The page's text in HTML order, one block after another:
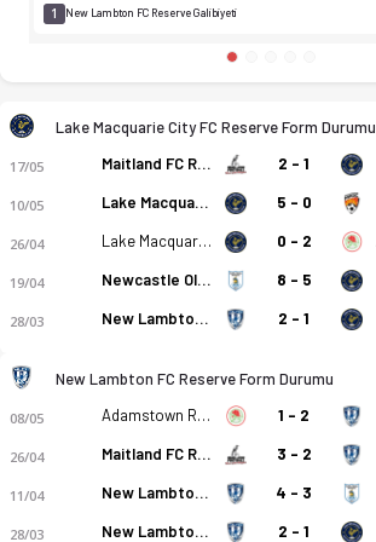
1 New Lambton FC Reserve Galibiyeti
Lake Macquarie City FC Reserve Form Durumu
17/05 Maitland FC Reserve 2 - 1
10/05 Lake Macquarie City FC Reserve 5 - 0
26/04 Lake Macquarie City FC Reserve 0 - 2
19/04 Newcastle Olympic FC Reserve 8 - 5
28/03 New Lambton FC Reserve 2 - 1
New Lambton FC Reserve Form Durumu
08/05 Adamstown Rosebud Jfc Reserve 1 - 2
26/04 Maitland FC Reserve 3 - 2
11/04 New Lambton FC Reserve 4 - 3
28/03 New Lambton FC Reserve 2 - 1